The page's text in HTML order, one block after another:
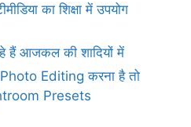
का शिक्षा में उपयोग
हैं आजकल की शादियों में
Editing करना है तो
Presets